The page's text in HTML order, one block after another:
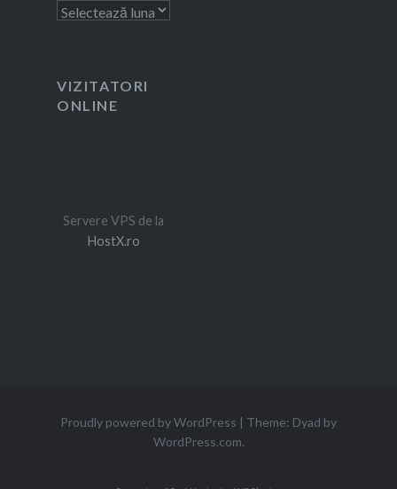
Arhivă
VIZITATORI
ONLINE
Servere VPS de la
HostX.ro
Proudly powered by WordPress | Theme: Dyad by
WordPress.com.